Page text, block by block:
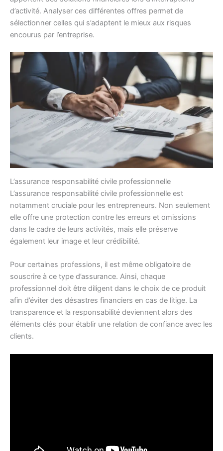
d’activité. Analyser ces différentes offres permet de
sélectionner celles qui s’adaptent le mieux aux risques
encourus par l’entreprise.
L’assurance responsabilité civile professionnelle
L’assurance responsabilité civile professionnelle est
notamment cruciale pour les entrepreneurs. Non seulement
elle offre une protection contre les erreurs et omissions
dans le cadre de leurs activités, mais elle préserve
également leur image et leur crédibilité.
Pour certaines professions, il est même obligatoire de
souscrire à ce type d’assurance. Ainsi, chaque
professionnel doit être diligent dans le choix de ce produit
afin d’éviter des désastres financiers en cas de litige. La
transparence et la responsabilité deviennent alors des
éléments clés pour établir une relation de confiance avec les
clients.